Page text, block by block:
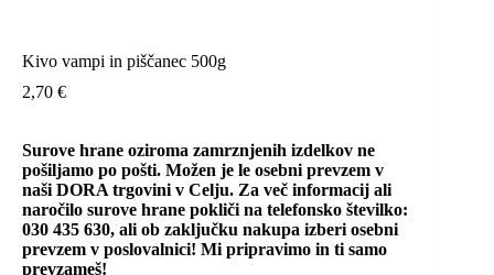
Kivo vampi in piščanec 500g
2,70 €
Surove hrane oziroma zamrznjenih izdelkov ne
pošiljamo po pošti. Možen je le osebni prevzem v
naši DORA trgovini v Celju. Za več informacij ali
naročilo surove hrane pokliči na telefonsko številko:
030 435 630, ali ob zaključku nakupa izberi osebni
prevzem v poslovalnici! Mi pripravimo in ti samo
prevzameš!